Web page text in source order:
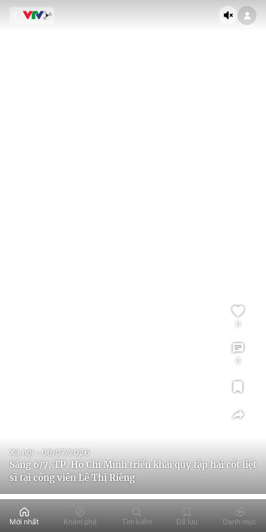
Sáng 6/7, TP. Hồ Chí Minh triển khai quy tập hài cốt liệt
sĩ tại công viên Lê Thị Riêng
Xã hội - 06/07/2026
0
0
Mới nhất Khám phá Tìm kiếm Đã lưu Danh mục